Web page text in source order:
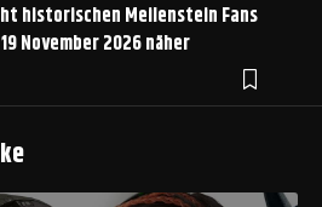
historischen Meilenstein Fans
November 2026 näher